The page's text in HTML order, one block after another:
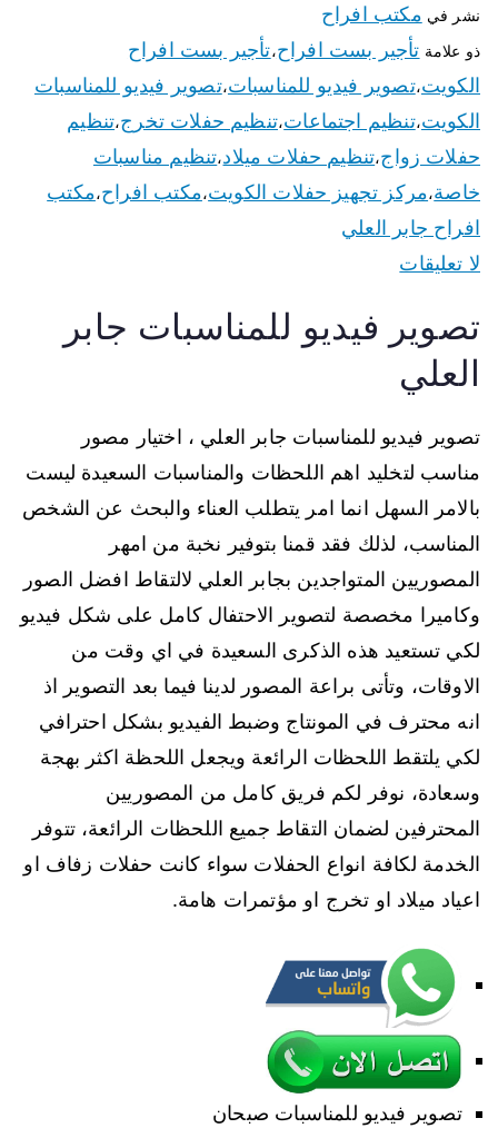
نشر في مكتب افراح
ذو علامة تأجير بست افراح،تأجير بست افراح
الكويت،تصوير فيديو للمناسبات،تصوير فيديو للمناسبات
الكويت،تنظيم اجتماعات،تنظيم حفلات تخرج،تنظيم
حفلات زواج،تنظيم حفلات ميلاد،تنظيم مناسبات
خاصة،مركز تجهيز حفلات الكويت،مكتب افراح،مكتب
افراح جابر العلي
لا تعليقات
تصوير فيديو للمناسبات جابر
العلي
تصوير فيديو للمناسبات جابر العلي ، اختيار مصور
مناسب لتخليد اهم اللحظات والمناسبات السعيدة ليست
بالامر السهل انما امر يتطلب العناء والبحث عن الشخص
المناسب، لذلك فقد قمنا بتوفير نخبة من امهر
المصوريين المتواجدين بجابر العلي لالتقاط افضل الصور
وكاميرا مخصصة لتصوير الاحتفال كامل على شكل فيديو
لكي تستعيد هذه الذكرى السعيدة في اي وقت من
الاوقات، وتأتى براعة المصور لدينا فيما بعد التصوير اذ
انه محترف في المونتاج وضبط الفيديو بشكل احترافي
لكي يلتقط اللحظات الرائعة ويجعل اللحظة اكثر بهجة
وسعادة، نوفر لكم فريق كامل من المصوريين
المحترفين لضمان التقاط جميع اللحظات الرائعة، تتوفر
الخدمة لكافة انواع الحفلات سواء كانت حفلات زفاف او
اعياد ميلاد او تخرج او مؤتمرات هامة.
تصوير فيديو للمناسبات صبحان